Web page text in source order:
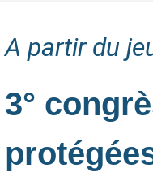
A partir du
3°